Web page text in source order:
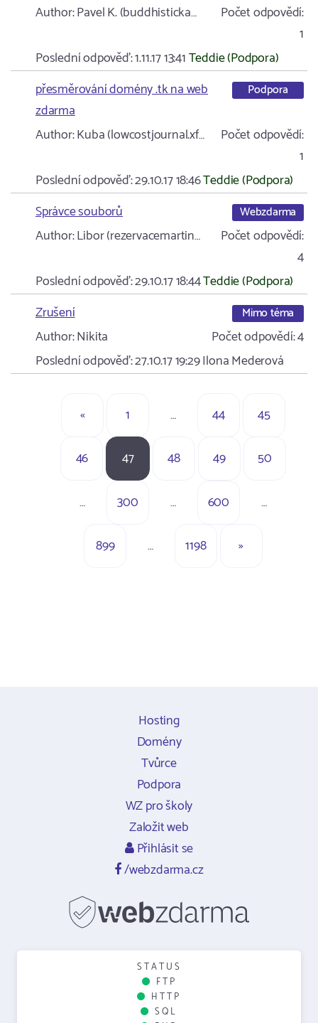
Author:Pavel K. (buddhisticka…
Počet odpovědí:
1
Poslední odpověď:1.11.17 13:41Teddie (Podpora)
přesměrování domény .tk na web
zdarma
Podpora
Author:Kuba (lowcostjournal.xf…
Počet odpovědí:
1
Poslední odpověď:29.10.17 18:46Teddie (Podpora)
Správce souborů
Webzdarma
Author:Libor (rezervacemartin…
Počet odpovědí:
4
Poslední odpověď:29.10.17 18:44Teddie (Podpora)
Zrušení
Mimo téma
Author:Nikita Počet odpovědí:4
Poslední odpověď:27.10.17 19:29Ilona Mederová
« 1 … 44 45
46 47 48 49 50
… 300 … 600 …
899 … 1198 »
Hosting
Domény
Tvůrce
Podpora
WZ pro školy
Založit web
Přihlásit se
/webzdarma.cz
STATUS
FTP
HTTP
SQL